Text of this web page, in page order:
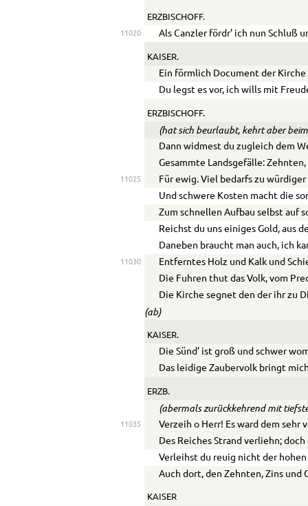
ERZBISCHOFF.
11020 Als Canzler fördr’ ich nun Schluß
KAISER.
Ein förmlich Document der Kirche
Du legst es vor, ich wills mit
ERZBISCHOFF.
(hat sich beurlaubt, kehrt aber
Dann widmest du zugleich dem
Gesammte Landsgefälle:
11025
Für ewig. Viel bedarfs zu
Und schwere Kosten macht die
Zum schnellen Aufbau selbst auf
Reichst du uns einiges Gold, aus
Daneben braucht man auch, ich
11030
Entferntes Holz und Kalk und
Die Fuhren thut das Volk, vom
Die Kirche segnet den der ihr zu
(ab)
KAISER.
Die Sünd’ ist groß und schwer
Das leidige Zaubervolk bringt
ERZB.
(abermals zurückkehrend mit
11035
Verzeih o Herr! Es ward dem sehr
Des Reiches Strand verliehn;
Verleihst du reuig nicht der
Auch dort, den Zehnten, Zins und
KAISER